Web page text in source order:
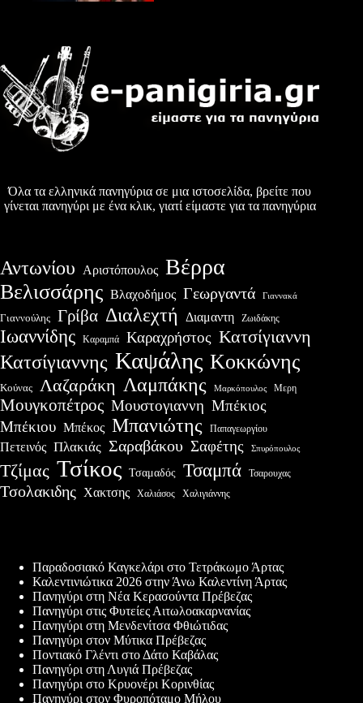
Όλα τα ελληνικά πανηγύρια σε μια ιστοσελίδα, βρείτε που
γίνεται πανηγύρι με ένα κλικ, γιατί είμαστε για τα πανηγύρια
Αντωνίου Αριστόπουλος Βέρρα
Βελισσάρης Βλαχοδήμος Γεωργαντά Γιαννακά
Γιαννούλης Γρίβα Διαλεχτή Διαμαντη Ζωιδάκης
Ιωαννίδης Καραμπά Καραχρήστος Κατσίγιαννη
Κατσίγιαννης Καψάλης Κοκκώνης
Κούνας Λαζαράκη Λαμπάκης Μαρκόπουλος Μερη
Μουγκοπέτρος Μουστογιαννη Μπέκιος
Μπέκιου Μπέκος Μπανιώτης Παπαγεωργίου
Πετεινός Πλακιάς Σαραβάκου Σαφέτης Σπυρόπουλος
Τζίμας Τσίκος Τσαμαδός Τσαμπά Τσαρουχας
Τσολακιδης Χακτσης Χαλιάσος Χαλιγιάννης
Παραδοσιακό Καγκελάρι στο Τετράκωμο Άρτας
Καλεντινιώτικα 2026 στην Άνω Καλεντίνη Άρτας
Πανηγύρι στη Νέα Κερασούντα Πρέβεζας
Πανηγύρι στις Φυτείες Αιτωλοακαρνανίας
Πανηγύρι στη Μενδενίτσα Φθιώτιδας
Πανηγύρι στον Μύτικα Πρέβεζας
Ποντιακό Γλέντι στο Δάτο Καβάλας
Πανηγύρι στη Λυγιά Πρέβεζας
Πανηγύρι στο Κρυονέρι Κορινθίας
Πανηγύρι στον Φυροπόταμο Μήλου